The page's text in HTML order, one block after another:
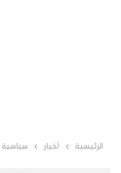
الرئيسية أخبار سياسية